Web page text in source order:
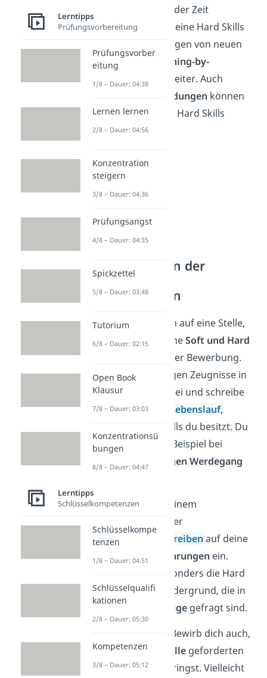
mitbringen. Mit der Zeit
entwickelst du deine Hard Skills
durch das Erledigen von neuen
Aufgaben
(Learning-by-
Doing) immer weiter. Auch
gezielte Fortbildungen können
dir helfen, deine Hard Skills
auszubauen.
Hard Skills in der
Bewerbung
hervorheben
Bewirbst du dich auf eine Stelle,
dann nenne deineSoft und Hard
schon in der Bewerbung.
Füge alle wichtigen Zeugnisse in
deine
bei und schreibe
auch in deinen
Lebenslauf,
welche Hard Skills du besitzt. Du
kannst sie zum Beispiel bei
bisherigen Werdegang
Gehe auch in deinem
oder
Motivationsschreibenauf deine
bisherigen
Erfahrungen ein.
Stelle dabei besonders die Hard
Skills in den Vordergrund, die in
derStellenanzeige gefragt sind.
Bewirb dich auch,
wenn dunicht alle geforderten
Hard Skills mitbringst. Vielleicht
Lerntipps
Prüfungsvorbereitung
Prüfungsvorber
eitung
1/8 – Dauer: 04:38
Lernen lernen
2/8 – Dauer: 04:56
Konzentration
steigern
3/8 – Dauer: 04:36
Prüfungsangst
4/8 – Dauer: 04:35
Spickzettel
5/8 – Dauer: 03:48
Tutorium
6/8 – Dauer: 02:15
Open Book
Klausur
7/8 – Dauer: 03:03
Konzentrationsü
bungen
8/8 – Dauer: 04:47
Lerntipps
Schlüsselkompetenzen
Schlüsselkompe
tenzen
1/8 – Dauer: 04:51
Schlüsselqualifi
kationen
2/8 – Dauer: 05:30
Kompetenzen
3/8 – Dauer: 05:12